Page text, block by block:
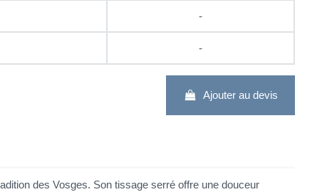
-
-
Ajouter au devis
des Vosges. Son tissage serré offre une douceur